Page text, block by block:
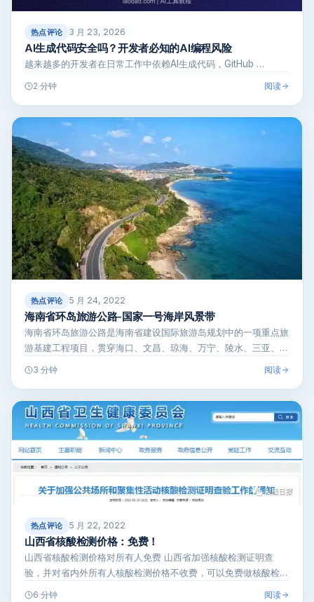
热点评论 3 月 23, 2026
AI生成代码安全吗？开发者必知的AI编程风险
越来越多的开发者在日常工作中依赖AI生成代码，GitHub …
2 分钟 阅读
热点评论 5 月 24, 2022
海南省环岛旅游公路-国家一号海岸风景带
海南省环岛旅游公路是海南省建设国际旅游岛规划中的一项重点旅
游基建工程项目，贯穿海口、文昌、琼海、万宁、陵水、三亚、乐
3 分钟 阅读
热点评论 5 月 22, 2022
山西省核酸检测价格：免费！
山西省核酸检测价格对所有人免费 山西省加强核酸检测证明查
验，并对省内外所有人核酸检测价格不收费，可以免费做核酸检
测，以便在公共场所…
6 分钟 阅读